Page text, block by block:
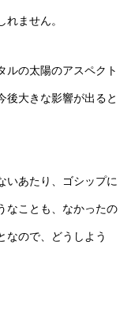
ません。
ルの太陽のアスペクト
後大きな影響が出ると
いあたり、ゴシップに
なことも、なかったの
なので、どうしよう